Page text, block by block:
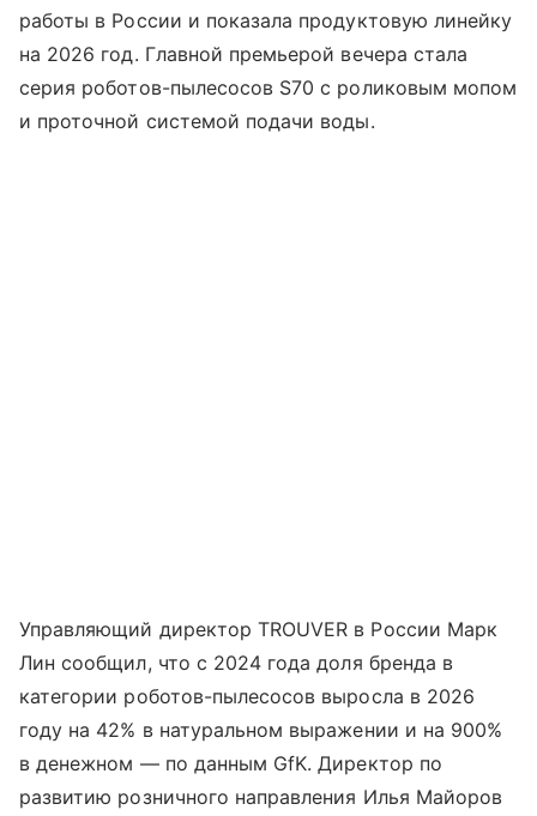
работы в России и показала продуктовую линейку
на 2026 год. Главной премьерой вечера стала
серия роботов-пылесосов S70 с роликовым мопом
и проточной системой подачи воды.
Управляющий директор TROUVER в России Марк
Лин сообщил, что с 2024 года доля бренда в
категории роботов-пылесосов выросла в 2026
году на 42% в натуральном выражении и на 900%
в денежном — по данным GfK. Директор по
развитию розничного направления Илья Майоров